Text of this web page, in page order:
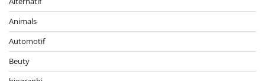
Information
Lifestyle
luxury
Movies